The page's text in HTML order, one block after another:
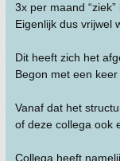
3x per maand “ziek”
Eigenlijk dus vrijwel
Dit heeft zich het
Begon met een
Vanaf dat het
of deze collega ook
Collega heeft